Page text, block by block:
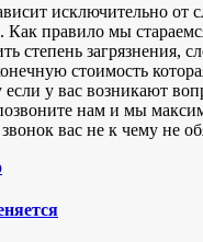
исключительно от
Как правило мы
степень загрязнения,
стоимость
у вас возникают
нам и мы
вас не к чему не